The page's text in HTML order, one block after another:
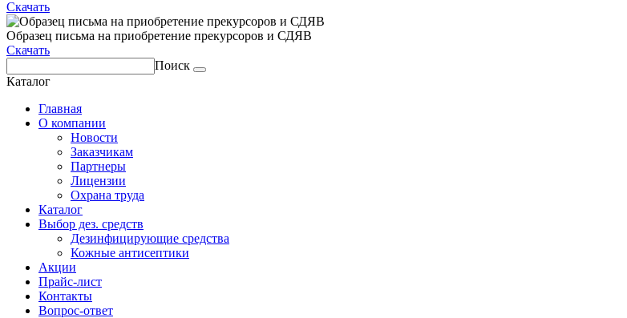
Скачать
Образец письма на приобретение прекурсоров и СДЯВ
Скачать
Поиск
Каталог
Главная
О компании
Новости
Заказчикам
Партнеры
Лицензии
Охрана труда
Каталог
Выбор дез. средств
Дезинфицирующие средства
Кожные антисептики
Акции
Прайс-лист
Контакты
Вопрос-ответ